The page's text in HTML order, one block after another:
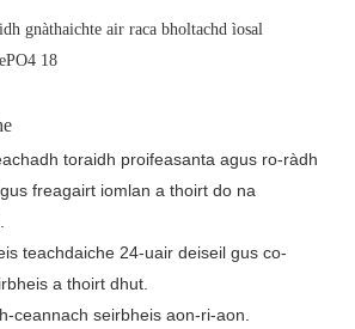
toraidh proifeasanta agus ro-ràdh
freagairt iomlan a thoirt do na
teachdaiche 24-uair deiseil gus co-
a thoirt dhut.
ceannach seirbheis aon-ri-aon.